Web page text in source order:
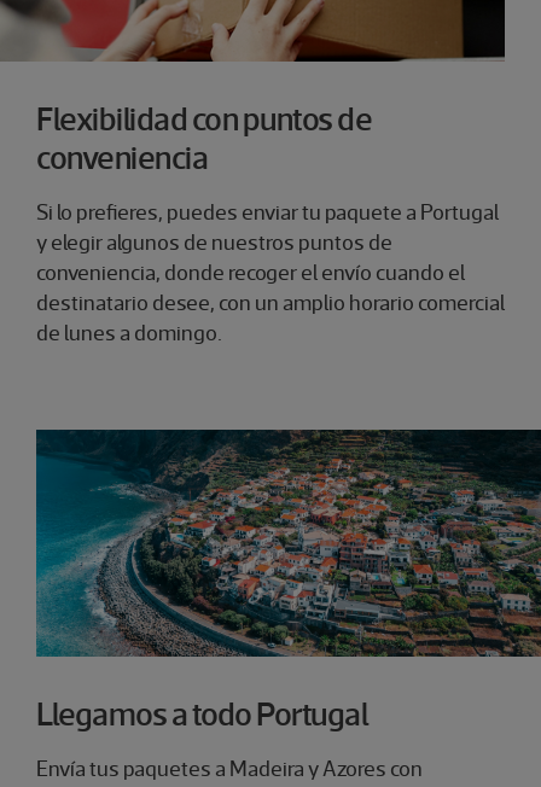
Flexibilidad con puntos de
conveniencia
Si lo prefieres, puedes enviar tu paquete a Portugal
y elegir algunos de nuestros puntos de
conveniencia, donde recoger el envío cuando el
destinatario desee, con un amplio horario comercial
de lunes a domingo.
Llegamos a todo Portugal
Envía tus paquetes a Madeira y Azores con